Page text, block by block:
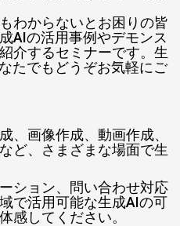
わからないとお困りの皆
AIの活用事例やデモンス
介するセミナーです。生
たでもどうぞお気軽にご
、画像作成、動画作成、
ど、さまざまな場面で生
ション、問い合わせ対応
で活用可能な生成AIの可
感してください。